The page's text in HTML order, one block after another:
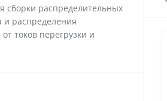
сборки распределительных
и распределения
токов перегрузки и